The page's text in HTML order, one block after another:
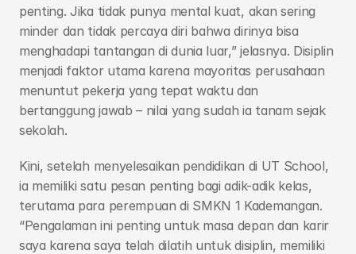
penting. Jika tidak punya mental kuat, akan sering
minder dan tidak percaya diri bahwa dirinya bisa
menghadapi tantangan di dunia luar,” jelasnya. Disiplin
menjadi faktor utama karena mayoritas perusahaan
menuntut pekerja yang tepat waktu dan
bertanggung jawab – nilai yang sudah ia tanam sejak
sekolah.
Kini, setelah menyelesaikan pendidikan di UT School,
ia memiliki satu pesan penting bagi adik-adik kelas,
terutama para perempuan di SMKN 1 Kademangan.
“Pengalaman ini penting untuk masa depan dan karir
saya karena saya telah dilatih untuk disiplin, memiliki